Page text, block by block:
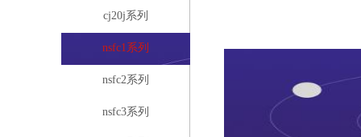
cj20j系列
nsfc1系列
nsfc2系列
nsfc3系列